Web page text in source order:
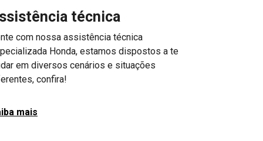
técnica
com nossa assistência técnica
Honda, estamos dispostos a te
em diversos cenários e situações
confira!
mais